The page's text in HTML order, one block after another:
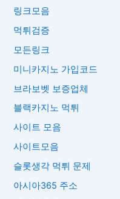
링크모음
먹튀검증
모든링크
미니카지노 가입코드
브라보벳 보증업체
블랙카지노 먹튀
사이트 모음
사이트모음
슬롯생각 먹튀 문제
아시아365 주소